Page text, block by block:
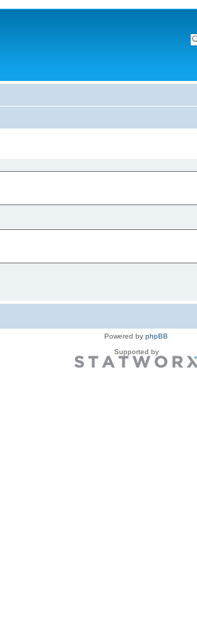
Powered by phpBB
Supported by